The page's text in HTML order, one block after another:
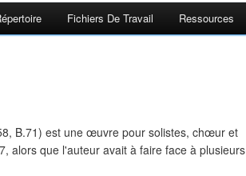
Fichiers De Travail Ressources
B.71) est une œuvre pour solistes, chœur et
alors que l'auteur avait à faire face à plusieurs